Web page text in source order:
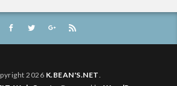
2026 K.BEAN'S.NET